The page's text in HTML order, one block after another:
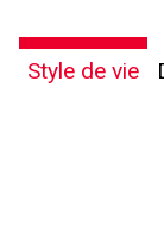
Style de vie